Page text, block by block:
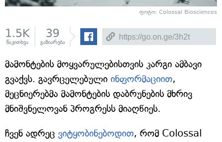
ფოტო: Colossal Biosciences
1.5K
წაკითხვა
39
გაზიარება
მამონტების მოყვარულებისთვის კარგი ამბავი
გვაქვს. გავრცელებული ინფორმაციით,
მეცნიერებმა მამონტების დაბრუნების მხრივ
მნიშვნელოვან პროგრესს მიაღწიეს.
ჩვენ ადრეც ვიტყობინებოდით, რომ Colossal